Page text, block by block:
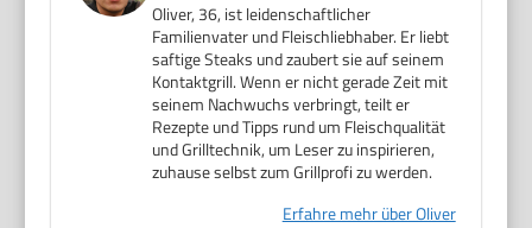
Oliver, 36, ist leidenschaftlicher
Familienvater und Fleischliebhaber. Er liebt
saftige Steaks und zaubert sie auf seinem
Kontaktgrill. Wenn er nicht gerade Zeit mit
seinem Nachwuchs verbringt, teilt er
Rezepte und Tipps rund um Fleischqualität
und Grilltechnik, um Leser zu inspirieren,
zuhause selbst zum Grillprofi zu werden.
Erfahre mehr über Oliver